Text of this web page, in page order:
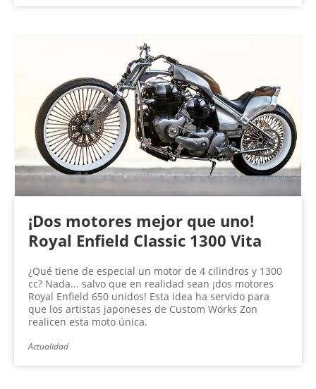
¡Dos motores mejor que uno!
Royal Enfield Classic 1300 Vita
¿Qué tiene de especial un motor de 4 cilindros y 1300
cc? Nada... salvo que en realidad sean ¡dos motores
Royal Enfield 650 unidos! Esta idea ha servido para
que los artistas japoneses de Custom Works Zon
realicen esta moto única.
Actualidad